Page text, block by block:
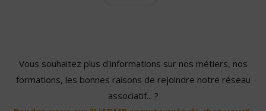
Vous souhaitez plus d'informations sur nos métiers, nos
formations, les bonnes raisons de rejoindre notre réseau
associatif... ?